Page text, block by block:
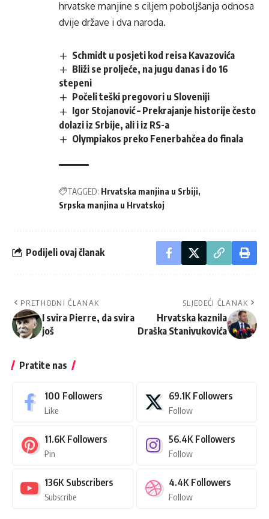
hrvatske manjine s ciljem poboljšanja odnosa
dvije države i dva naroda.
Schmidt u posjeti kod reisa Kavazovića
Bliži se proljeće, na jugu danas i do 16
stepeni
Počeli teški pregovori u Sloveniji
Igor Stojanović – Prekrajanje historije često
dolazi iz Srbije, ali i iz RS-a
Olympiakos preko Fenerbahčea do finala
TAGGED: Hrvatska manjina u Srbiji
Srpska manjina u Hrvatskoj
Podijeli ovaj članak
PRETHODNI ČLANAK
I svira Pierre, da svira
još
SLJEDEĆI ČLANAK
Hrvatska kaznila
Draška Stanivukovića
Pratite nas
100 Followers
Like
69.1K Followers
Follow
11.6K Followers
Pin
56.4K Followers
Follow
136K Subscribers
Subscribe
4.4K Followers
Follow